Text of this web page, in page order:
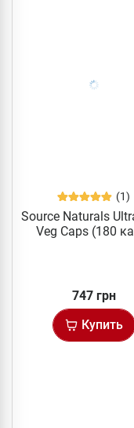
(1)
Source Naturals
Veg Caps (180
747 грн
Купить